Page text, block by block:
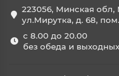
223056, Минская обл,
ул.Мирутка, д. 68,
с 8.00 до 20.00
без обеда и выходных